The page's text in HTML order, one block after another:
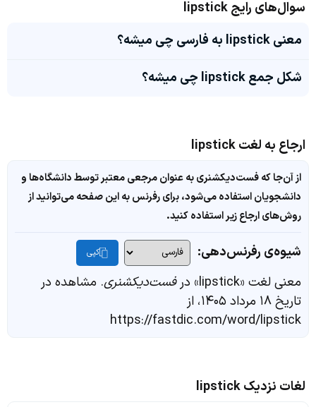
سوال‌های رایج lipstick
معنی lipstick به فارسی چی میشه؟
شکل جمع lipstick چی میشه؟
ارجاع به لغت lipstick
از آن‌جا که فست‌دیکشنری به عنوان مرجعی معتبر توسط دانشگاه‌ها و
دانشجویان استفاده می‌شود، برای رفرنس به این صفحه می‌توانید از
روش‌های ارجاع زیر استفاده کنید.
شیوه‌ی رفرنس‌دهی: کپی
معنی لغت «lipstick» در فست‌دیکشنری. مشاهده در
تاریخ ۱۸ مرداد ۱۴۰۵، از
https://fastdic.com/word/lipstick
لغات نزدیک lipstick